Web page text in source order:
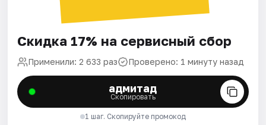
Скидка 17% на сервисный сбор
Применили: 2 633 раз Проверено: 1 минуту назад
адмитад
Скопировать
1 шаг. Скопируйте промокод